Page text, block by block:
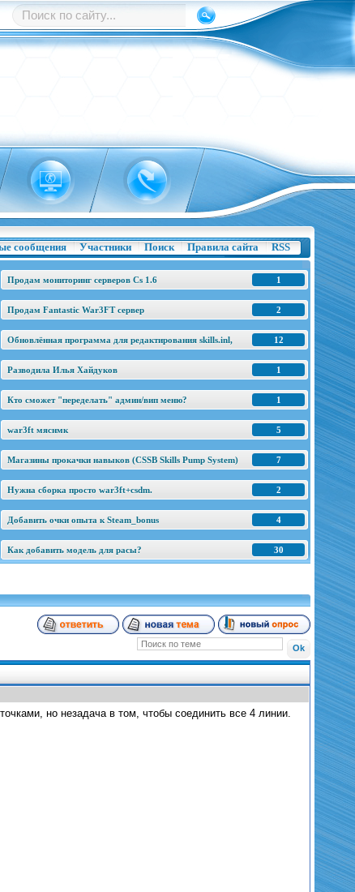
сообщения Участники Поиск Правила сайта RSS
1
Продам мониторинг серверов Cs 1.6
2
Продам Fantastic War3FT сервер
12
Обновлённая программа для редактирования skills.inl,
1
Разводила Илья Хайдуков
1
Кто сможет "переделать" админ/вип меню?
5
war3ft мяснмк
7
Магазины прокачки навыков (CSSB Skills Pump System)
2
Нужна сборка просто war3ft+csdm.
4
Добавить очки опыта к Steam_bonus
30
Как добавить модель для расы?
но незадача в том, чтобы соединить все 4 линии.